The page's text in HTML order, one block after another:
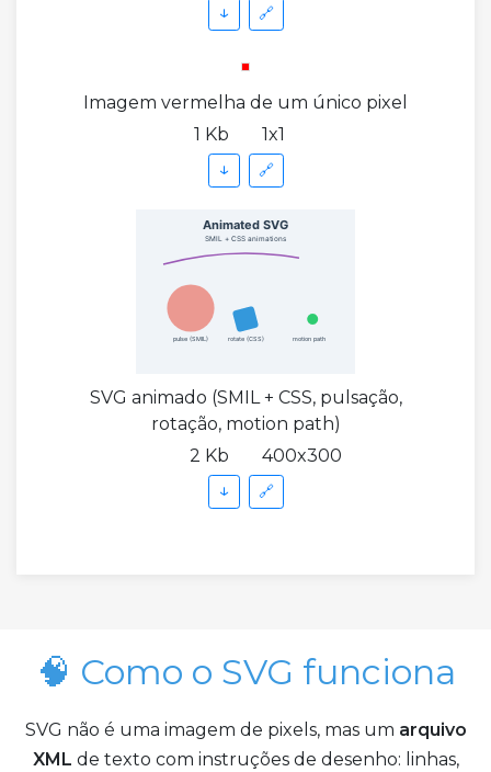
↓ 🔗
Imagem vermelha de um único pixel
1 Kb
1x1
↓ 🔗
SVG animado (SMIL + CSS, pulsação,
rotação, motion path)
2 Kb
400x300
↓ 🔗
🧠 Como o SVG funciona
SVG não é uma imagem de pixels, mas um arquivo
XML de texto com instruções de desenho: linhas,